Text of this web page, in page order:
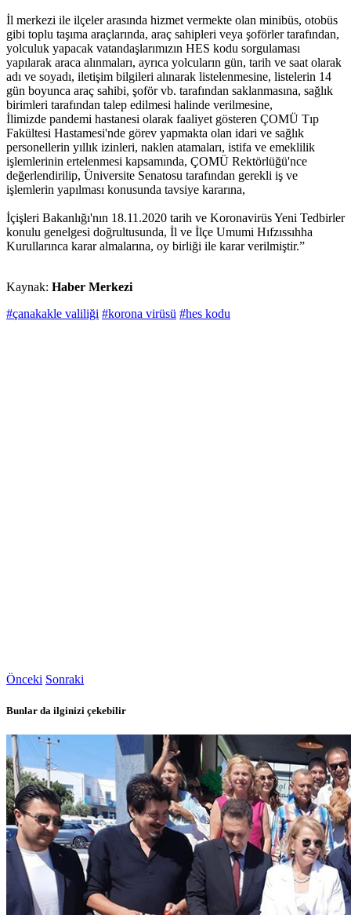
İl merkezi ile ilçeler arasında hizmet vermekte olan minibüs, otobüs
gibi toplu taşıma araçlarında, araç sahipleri veya şoförler tarafından,
yolculuk yapacak vatandaşlarımızın HES kodu sorgulaması
yapılarak araca alınmaları, ayrıca yolcuların gün, tarih ve saat olarak
adı ve soyadı, iletişim bilgileri alınarak listelenmesine, listelerin 14
gün boyunca araç sahibi, şoför vb. tarafından saklanmasına, sağlık
birimleri tarafından talep edilmesi halinde verilmesine,
İlimizde pandemi hastanesi olarak faaliyet gösteren ÇOMÜ Tıp
Fakültesi Hastamesi'nde görev yapmakta olan idari ve sağlık
personellerin yıllık izinleri, naklen atamaları, istifa ve emeklilik
işlemlerinin ertelenmesi kapsamında, ÇOMÜ Rektörlüğü'nce
değerlendirilip, Üniversite Senatosu tarafından gerekli iş ve
işlemlerin yapılması konusunda tavsiye kararına,
İçişleri Bakanlığı'nın 18.11.2020 tarih ve Koronavirüs Yeni Tedbirler
konulu genelgesi doğrultusunda, İl ve İlçe Umumi Hıfzıssıhha
Kurullarınca karar almalarına, oy birliği ile karar verilmiştir.”
Kaynak: Haber Merkezi
#çanakakle valiliği #korona virüsü #hes kodu
Önceki Sonraki
Bunlar da ilginizi çekebilir